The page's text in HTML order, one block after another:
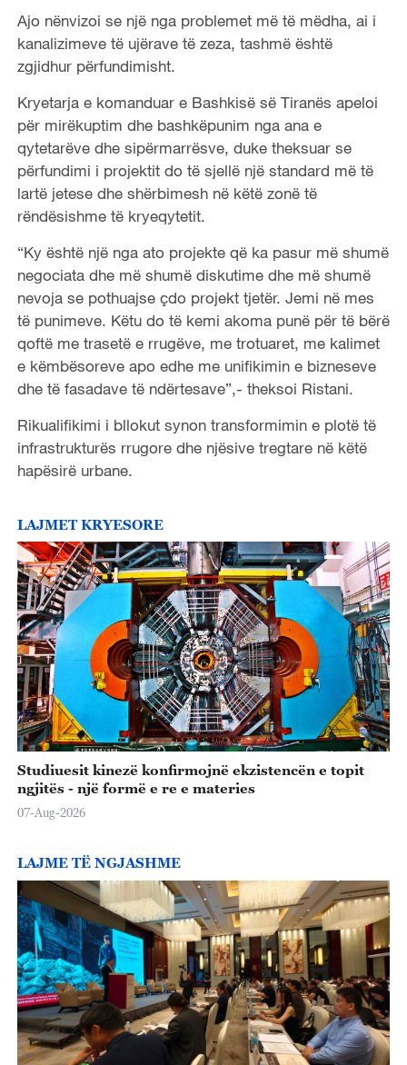
Ajo nënvizoi se një nga problemet më të mëdha, ai i
kanalizimeve të ujërave të zeza, tashmë është
zgjidhur përfundimisht.
Kryetarja e komanduar e Bashkisë së Tiranës apeloi
për mirëkuptim dhe bashkëpunim nga ana e
qytetarëve dhe sipërmarrësve, duke theksuar se
përfundimi i projektit do të sjellë një standard më të
lartë jetese dhe shërbimesh në këtë zonë të
rëndësishme të kryeqytetit.
“Ky është një nga ato projekte që ka pasur më shumë
negociata dhe më shumë diskutime dhe më shumë
nevoja se pothuajse çdo projekt tjetër. Jemi në mes
të punimeve. Këtu do të kemi akoma punë për të bërë
qoftë me trasetë e rrugëve, me trotuaret, me kalimet
e këmbësoreve apo edhe me unifikimin e bizneseve
dhe të fasadave të ndërtesave”,- theksoi Ristani.
Rikualifikimi i bllokut synon transformimin e plotë të
infrastrukturës rrugore dhe njësive tregtare në këtë
hapësirë urbane.
LAJMET KRYESORE
Studiuesit kinezë konfirmojnë ekzistencën e topit
ngjitës - një formë e re e materies
07-Aug-2026
LAJME TË NGJASHME